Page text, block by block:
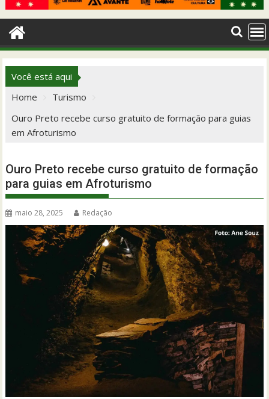
Você está aqui
Home
Turismo
Ouro Preto recebe curso gratuito de formação para guias
em Afroturismo
Ouro Preto recebe curso gratuito de formação
para guias em Afroturismo
maio 28, 2025 Redação